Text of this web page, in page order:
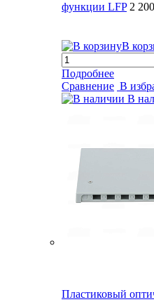
функции LFP 2
В
Подробнее
Сравнение В
В
Пластиковый